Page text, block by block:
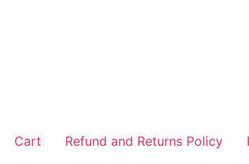
Cart Refund and Returns Policy